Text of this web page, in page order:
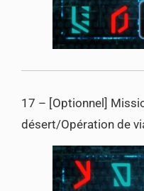
17 – [Optionnel]
désert/Opération de